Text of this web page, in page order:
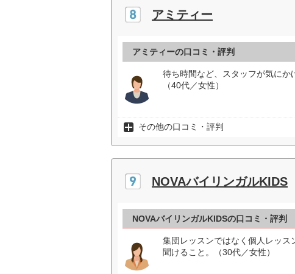
アミティー
アミティーの口コミ・評判
待ち時間など、スタッフが気にか
（40代／女性）
その他の口コミ・評判
NOVAバイリンガルKIDS
NOVAバイリンガルKIDSの口コミ・評判
集団レッスンではなく個人レッ
聞けること。（30代／女性）